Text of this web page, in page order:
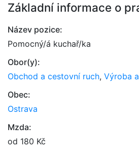
Základní informace o
Název pozice:
Pomocný/á kuchař/ka
Obor(y):
Obchod a cestovní ruch, Výroba
Obec:
Ostrava
Mzda:
od 180 Kč